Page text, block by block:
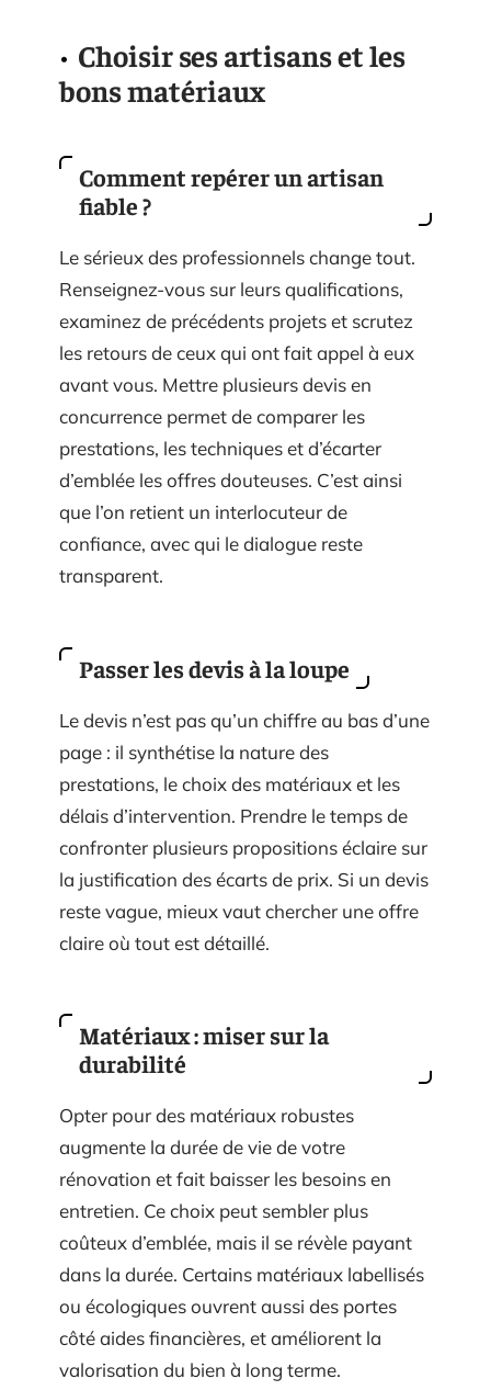
Choisir ses artisans et les
bons matériaux
Comment repérer un artisan
fiable ?
Le sérieux des professionnels change tout.
Renseignez-vous sur leurs qualifications,
examinez de précédents projets et scrutez
les retours de ceux qui ont fait appel à eux
avant vous. Mettre plusieurs devis en
concurrence permet de comparer les
prestations, les techniques et d’écarter
d’emblée les offres douteuses. C’est ainsi
que l’on retient un interlocuteur de
confiance, avec qui le dialogue reste
transparent.
Passer les devis à la loupe
Le devis n’est pas qu’un chiffre au bas d’une
page : il synthétise la nature des
prestations, le choix des matériaux et les
délais d’intervention. Prendre le temps de
confronter plusieurs propositions éclaire sur
la justification des écarts de prix. Si un devis
reste vague, mieux vaut chercher une offre
claire où tout est détaillé.
Matériaux : miser sur la
durabilité
Opter pour des matériaux robustes
augmente la durée de vie de votre
rénovation et fait baisser les besoins en
entretien. Ce choix peut sembler plus
coûteux d’emblée, mais il se révèle payant
dans la durée. Certains matériaux labellisés
ou écologiques ouvrent aussi des portes
côté aides financières, et améliorent la
valorisation du bien à long terme.